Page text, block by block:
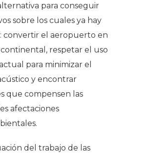
para conseguir
sobre los cuales ya hay
convertir el aeropuerto en
respetar el uso
para minimizar el
y encontrar
que compensen las
afectaciones
del trabajo de las